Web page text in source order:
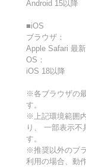
Android 15以降
■iOS
ブラウザ：
Apple Safari 最
OS：
iOS 18以降
※各ブラウザの
す。
※上記環境範囲
り、 一部表示不
す。
※推奨以外のブ
利用の場合、動